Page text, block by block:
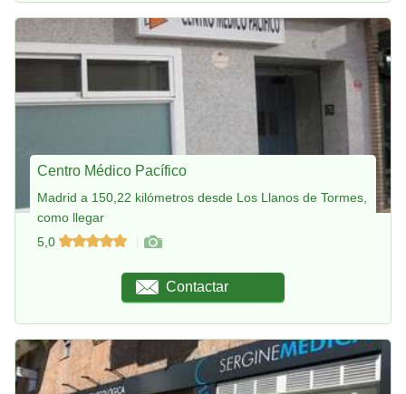
Centro Médico Pacífico
Madrid a 150,22 kilómetros desde Los Llanos de Tormes,
como llegar
5,0
Contactar